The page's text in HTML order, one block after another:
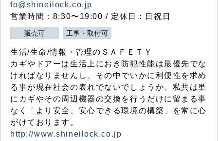
fo@shineilock.co.jp
営業時間：8:30〜19:00 / 定休日：日祝日
販売可 工事・取付可
生活/生命/情報・管理のＳＡＦＥＴＹ
カギやドアーは生活上におき防犯性能は最優先でな
ければなりませんし、その中でいかに利便性を求め
る事が現在社会の表れでないでしょうか、私共は単
にカギやその周辺機器の交換を行うだけに留まる事
なく「より安全、安心できる環境の構築」を常に心
がけております。
http://www.shineilock.co.jp